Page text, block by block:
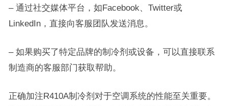
– 通过社交媒体平台，如Facebook、Twitter或
LinkedIn，直接向客服团队发送消息。
– 如果购买了特定品牌的制冷剂或设备，可以直接联系
制造商的客服部门获取帮助。
正确加注R410A制冷剂对于空调系统的性能至关重要。